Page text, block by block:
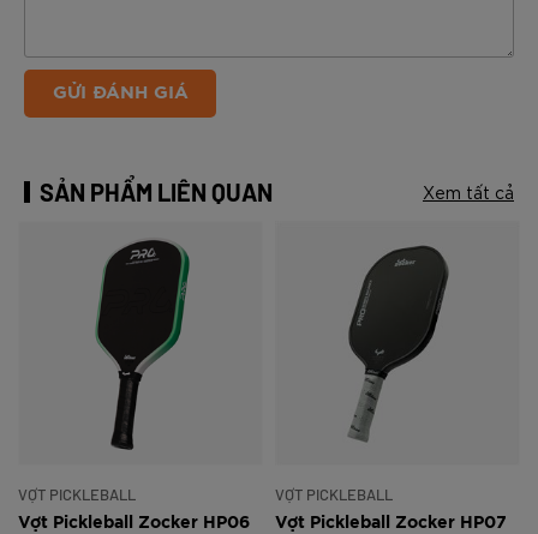
GỬI ĐÁNH GIÁ
SẢN PHẨM LIÊN QUAN Xem tất cả
VỢT PICKLEBALL
Vợt Pickleball Zocker HP06
VỢT PICKLEBALL
Vợt Pickleball Zocker HP07